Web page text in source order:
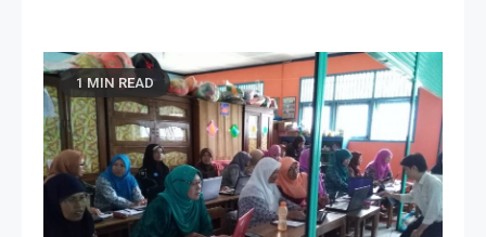
1 MIN READ